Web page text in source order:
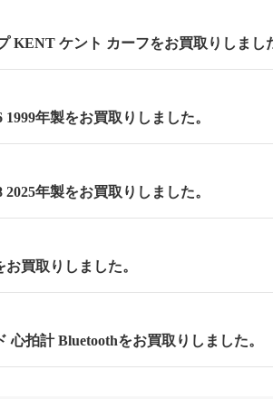
KENT ケント カーフをお買取りしまし
年製をお買取りしました。
年製をお買取りしました。
買取りしました。
拍計 Bluetoothをお買取りしました。